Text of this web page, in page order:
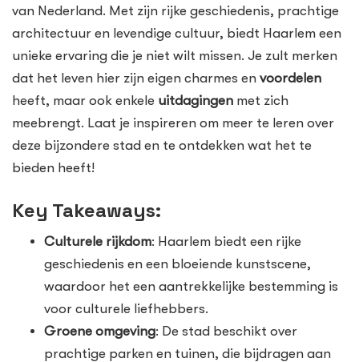
van Nederland. Met zijn rijke geschiedenis, prachtige
architectuur en levendige cultuur, biedt Haarlem een
unieke ervaring die je niet wilt missen. Je zult merken
dat het leven hier zijn eigen charmes en voordelen
heeft, maar ook enkele uitdagingen met zich
meebrengt. Laat je inspireren om meer te leren over
deze bijzondere stad en te ontdekken wat het te
bieden heeft!
Key Takeaways:
Culturele rijkdom: Haarlem biedt een rijke
geschiedenis en een bloeiende kunstscene,
waardoor het een aantrekkelijke bestemming is
voor culturele liefhebbers.
Groene omgeving: De stad beschikt over
prachtige parken en tuinen, die bijdragen aan